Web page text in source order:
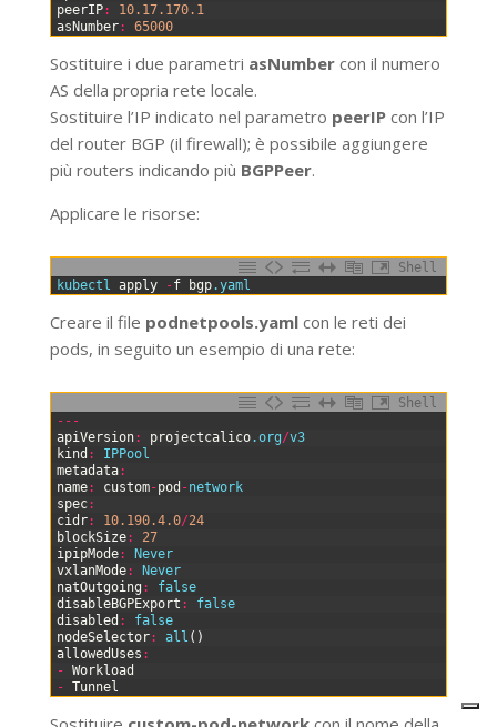
peerIP:
10.17.170.1
asNumber: 65000
Sostituire i due parametri asNumbercon il numero
AS della propria rete locale.
Sostituire l’IP indicato nel parametro peerIPcon l’IP
del router BGP (il firewall); è possibile aggiungere
più routers indicando più BGPPeer.
Applicare le risorse:
Shell
kubectl apply -f bgp.yaml
Creare il file podnetpools.yamlcon le reti dei
pods, in seguito un esempio di una rete:
Shell
-- -
apiVersion: projectcalico.org/v3
kind :
IPPool
metadata:
name: custom-pod -network
spec:
cidr: 10.190.4.0/24
blockSize:
27
ipipMode:
Never
vxlanMode:
Never
natOutgoing :
false
disableBGPExport :
false
disabled :
false
nodeSelector: all ( )
allowedUses :
- Workload
- Tunnel